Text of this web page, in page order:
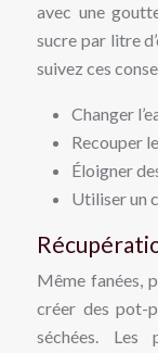
avec une
sucre par litre
suivez ces
Changer
Recouper
Éloigner
Utiliser un
Même fanées,
créer des pot-
séchées.